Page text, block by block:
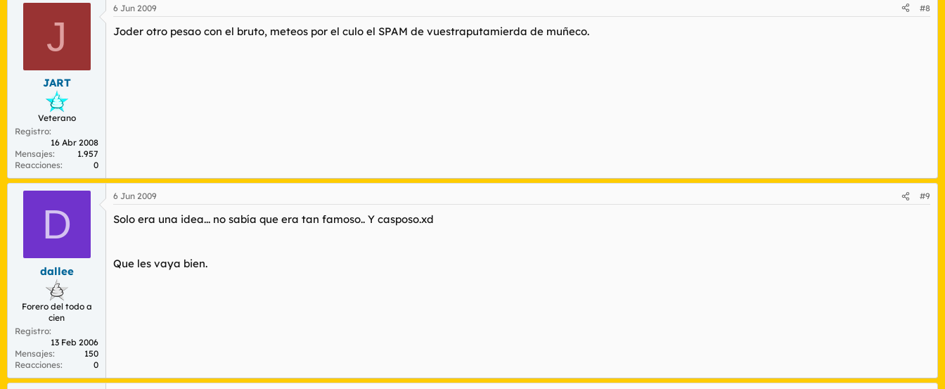
J
JART
Veterano
Registro
16 Abr 2008
Mensajes
1.957
Reacciones
0
6 Jun 2009 #8
Joder otro pesao con el bruto, meteos por el culo el SPAM de vuestraputamierda de muñeco.
D
dallee
Forero del todo a
cien
Registro
13 Feb 2006
Mensajes
150
Reacciones
0
6 Jun 2009 #9
Solo era una idea... no sabía que era tan famoso.. Y casposo.xd
Que les vaya bien.